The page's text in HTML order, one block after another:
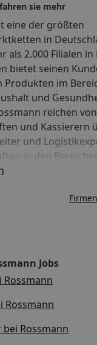
sie mehr
eine der größten
in
als 2.000 Filialen in
bietet seinen
Produkten im
und
reichen von
und Kassierern
und
in den
IT. Daneben bietet
in verschiedenen
Jobs
Rossmann
Rossmann
Rossmann